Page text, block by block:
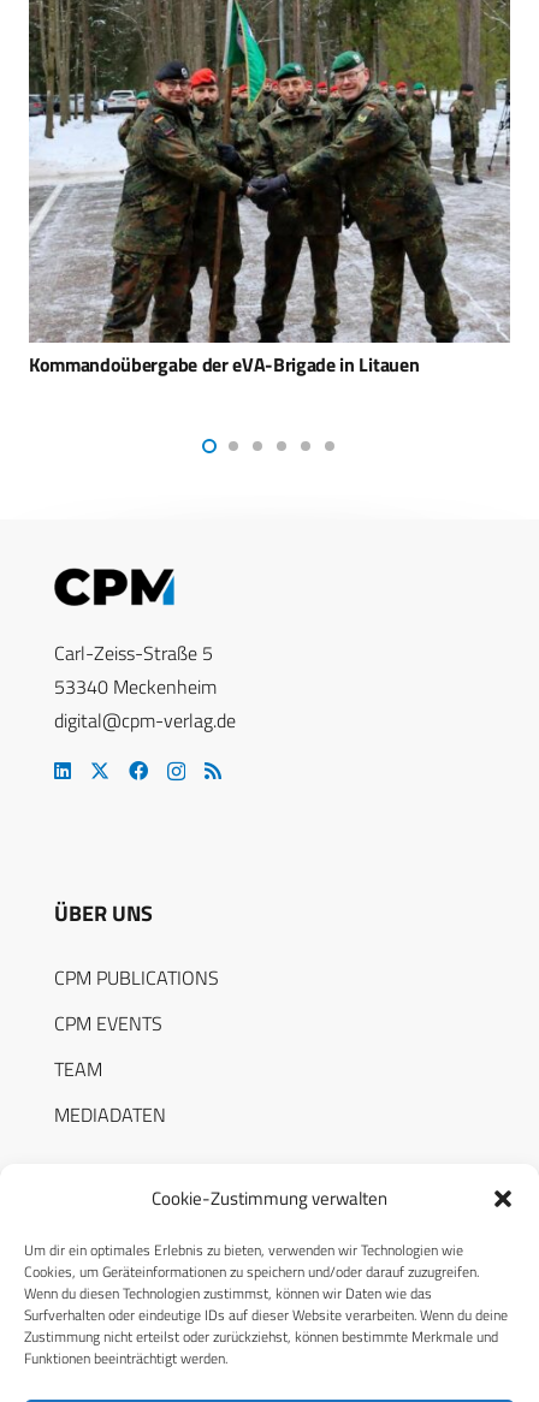
Cookie-Zustimmung verwalten
Um dir ein optimales Erlebnis zu bieten, verwenden wir Technologien wie
Cookies, um Geräteinformationen zu speichern und/oder darauf zuzugreifen.
Wenn du diesen Technologien zustimmst, können wir Daten wie das
Surfverhalten oder eindeutige IDs auf dieser Website verarbeiten. Wenn du deine
Zustimmung nicht erteilst oder zurückziehst, können bestimmte Merkmale und
Funktionen beeinträchtigt werden.
SFC Energy erhält Rekordauftrag aus der Ukraine – 42,7
Carl-Zeiss-Straße 5
53340 Meckenheim
digital@cpm-verlag.de
ÜBER UNS
CPM PUBLICATIONS
CPM EVENTS
TEAM
MEDIADATEN
RECHTLICHES
Datenschutzerklärung
Cookie-Richtlinie (EU)